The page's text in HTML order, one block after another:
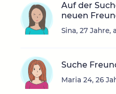
Auf der
neuen
Sina, 27 Jahre,
Suche
Maria 24, 26